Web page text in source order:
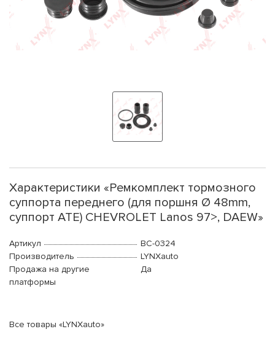
Характеристики «Ремкомплект тормозного
суппорта переднего (для поршня Ø 48mm,
суппорт ATE) CHEVROLET Lanos 97>, DAEW»
Артикул
BC-0324
Производитель
LYNXauto
Продажа на другие
платформы
Да
Все товары «LYNXauto»